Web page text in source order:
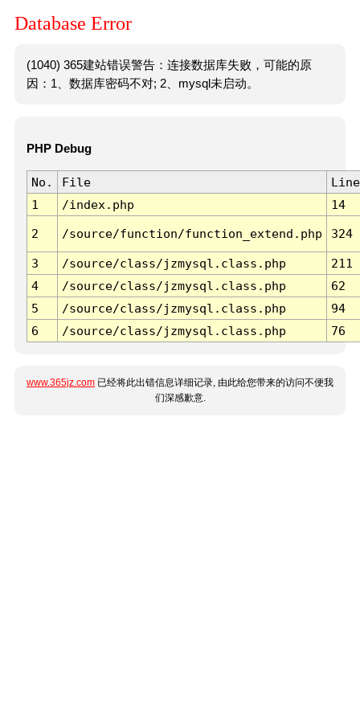
Database Error
(1040) 365建站错误警告：连接数据库失败，可能的原
因：1、数据库密码不对; 2、mysql未启动。
PHP Debug
No. File
Line
1
/index.php 14
2 /source/function/function_extend.php 324
3 /source/class/jzmysql.class.php
211
4
/source/class/jzmysql.class.php
62
5
/source/class/jzmysql.class.php
94
6
/source/class/jzmysql.class.php 76
www.365jz.com 已经将此出错信息详细记录, 由此给您带来的访问不便我
们深感歉意.